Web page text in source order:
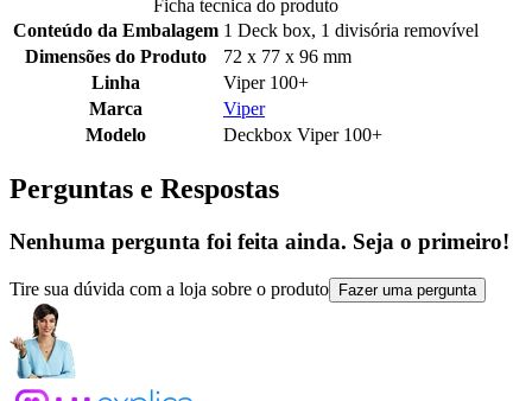
Ficha tecnica do produto
Conteúdo da Embalagem 1 Deck box, 1 divisória removível
Dimensões do Produto
72 x 77 x 96 mm
Linha
Viper 100+
Marca
Viper
Modelo
Deckbox Viper 100+
Perguntas e Respostas
Nenhuma pergunta foi feita ainda. Seja o primeiro!
Tire sua dúvida com a loja sobre o produto Fazer uma pergunta